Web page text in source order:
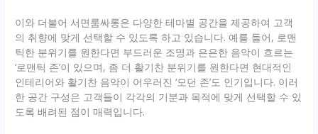
이와 더불어 서면룸싸롱은 다양한 테마별 공간을 제공하여 고객
의 취향에 맞게 선택할 수 있도록 하고 있습니다. 예를 들어, 로맨
틱한 분위기를 원한다면 부드러운 조명과 은은한 음악이 흐르는
‘로맨틱 존’이 있으며, 좀 더 활기찬 분위기를 원한다면 현대적인
인테리어와 활기찬 음악이 어우러진 ‘모던 존’도 인기입니다. 이러
한 공간 구성은 고객들이 각각의 기분과 목적에 맞게 선택할 수 있
도록 배려된 점이 매력입니다.